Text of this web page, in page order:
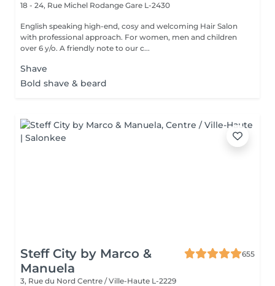
18 - 24, Rue Michel Rodange Gare L-2430
English speaking high-end, cosy and welcoming Hair Salon
with professional approach. For women, men and children
over 6 y/o. A friendly note to our c...
Shave
Bold shave & beard
Steff City by Marco &
Manuela
655
3, Rue du Nord Centre / Ville-Haute L-2229